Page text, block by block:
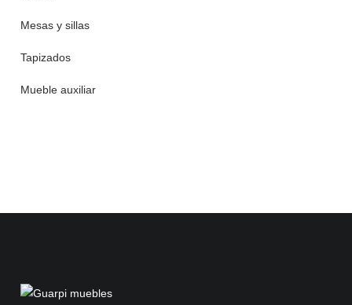
Mesas y sillas
Tapizados
Mueble auxiliar